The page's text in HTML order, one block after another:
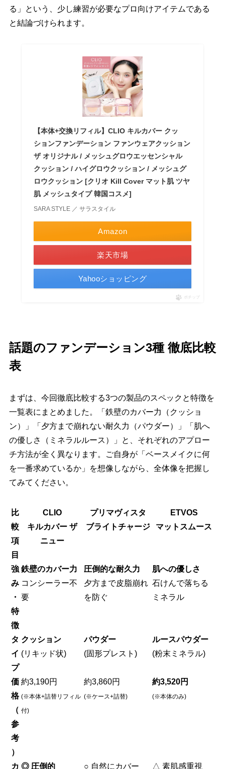
る」という、少し練習が必要なプロ向けアイテムである
と結論づけられます。
【本体+交換リフィル】CLIO キルカバー クッ
ションファンデーション ファンウェアクッション
ザ オリジナル / メッシュグロウエッセンシャル
クッション / ハイグロウクッション / メッシュグ
ロウクッション [クリオ Kill Cover マット肌 ツヤ
肌 メッシュタイプ 韓国コスメ]
SARA STYLE ／ サラスタイル
Amazon
楽天市場
Yahooショッピング
ポチップ
話題のファンデーション3種 徹底比較
表
まずは、今回徹底比較する3つの製品のスペックと特徴を
一覧表にまとめました。「鉄壁のカバー力（クッショ
ン）」「夕方まで崩れない耐久力（パウダー）」「肌へ
の優しさ（ミネラルルース）」と、それぞれのアプロー
チ方法が全く異なります。ご自身が「ベースメイクに何
を一番求めているか」を想像しながら、全体像を把握し
てみてください。
比
較
項
目
CLIO
キルカバー ザ
ニュー
プリマヴィスタ
ブライトチャージ
ETVOS
マットスムース
強
み
・
特
徴
鉄壁のカバー力
コンシーラー不
要
圧倒的な耐久力
夕方まで皮脂崩れ
を防ぐ
肌への優しさ
石けんで落ちる
ミネラル
タ
イ
プ
クッション
(リキッド状)
パウダー
(固形プレスト)
ルースパウダー
(粉末ミネラル)
価
格
（
参
考
）
約3,190円
(※本体+詰替リフィル
付)
約3,860円
(※ケース+詰替)
約3,520円
(※本体のみ)
カ ◎ 圧倒的 ○ 自然にカバー △ 素肌感重視